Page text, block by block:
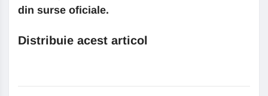
din surse oficiale.
Distribuie acest articol